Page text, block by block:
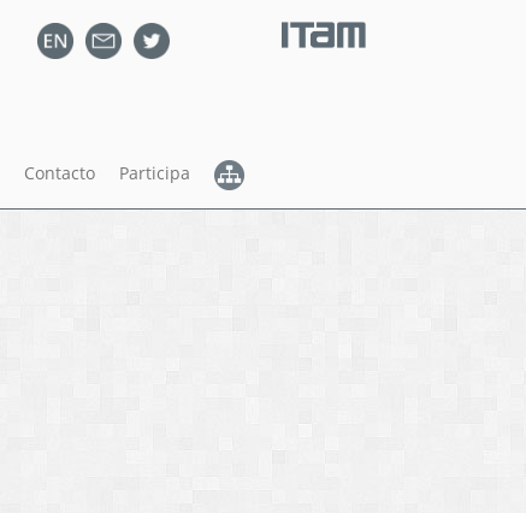
Contacto Participa